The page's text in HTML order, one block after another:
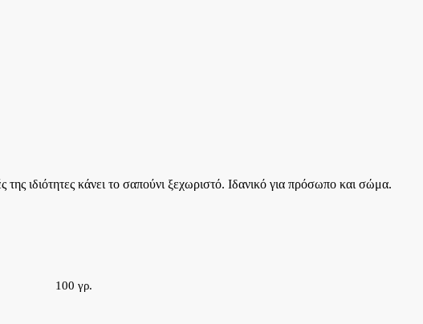
ιδιότητες κάνει το σαπούνι ξεχωριστό. Ιδανικό για πρόσωπο και σώμα.
100 γρ.